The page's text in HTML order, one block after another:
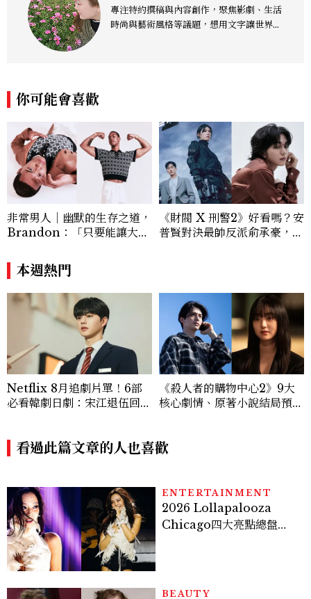
專注特約撰稿與內容創作，聚焦影劇、生活
時尚與藝術風格等議題，想用文字讓世界溫
你可能會喜歡
非常男人｜幽默的生存之道，
Brandon：「只要能讓大家
讓敵人成為朋友。」
《財閥 X 刑警2》好看嗎？安
普賢對決最帥反派俞承豪，鄭
本週熱門
Netflix 8月追劇片單！6部
必看韓劇日劇：宋江退伍回歸
《殺人者的購物中心2》9大
核心劇情、原著小說結局預測
變
看過此篇文章的人也喜歡
ENTERTAINMENT
2026 Lollapalooza
Chicago四大亮點總盤
BEAUTY